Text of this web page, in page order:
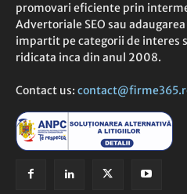
promovari eficiente prin
Advertoriale SEO sau
impartit pe categorii de interes
ridicata inca din anul 2008.
Contact us: